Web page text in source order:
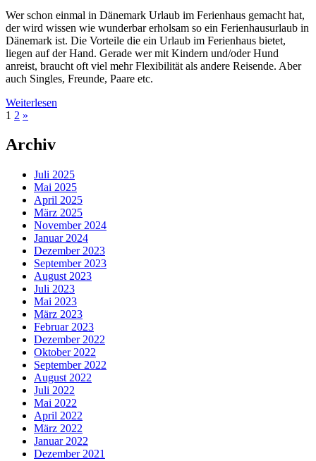
Wer schon einmal in Dänemark Urlaub im Ferienhaus gemacht hat,
der wird wissen wie wunderbar erholsam so ein Ferienhausurlaub in
Dänemark ist. Die Vorteile die ein Urlaub im Ferienhaus bietet,
liegen auf der Hand. Gerade wer mit Kindern und/oder Hund
anreist, braucht oft viel mehr Flexibilität als andere Reisende. Aber
auch Singles, Freunde, Paare etc.
Weiterlesen
1 2 »
Archiv
Juli 2025
Mai 2025
April 2025
März 2025
November 2024
Januar 2024
Dezember 2023
September 2023
August 2023
Juli 2023
Mai 2023
März 2023
Februar 2023
Dezember 2022
Oktober 2022
September 2022
August 2022
Juli 2022
Mai 2022
April 2022
März 2022
Januar 2022
Dezember 2021